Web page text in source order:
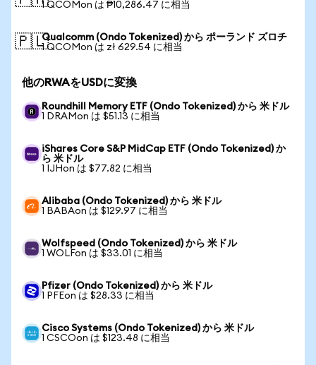
1 QCOMon は ₱10,286.47 に相当
🇵🇱Qualcomm (Ondo Tokenized) から ポーランド ズロチ
1 QCOMon は zł 629.54 に相当
他のRWAをUSDに変換
Roundhill Memory ETF (Ondo Tokenized) から 米ドル
1 DRAMon は $51.13 に相当
iShares Core S&P MidCap ETF (Ondo Tokenized) か
ら 米ドル
1 IJHon は $77.82 に相当
Alibaba (Ondo Tokenized) から 米ドル
1 BABAon は $129.97 に相当
Wolfspeed (Ondo Tokenized) から 米ドル
1 WOLFon は $33.01 に相当
Pfizer (Ondo Tokenized) から 米ドル
1 PFEon は $28.33 に相当
Cisco Systems (Ondo Tokenized) から 米ドル
1 CSCOon は $123.48 に相当